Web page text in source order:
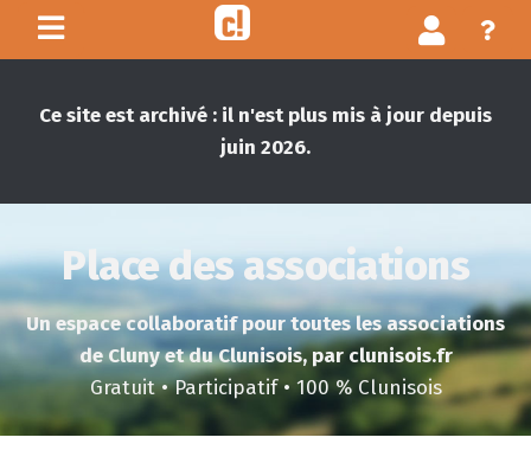
Ce site est archivé : il n'est plus mis à jour depuis
juin 2026.
Place des associations
Un espace collaboratif pour toutes les associations
de Cluny et du Clunisois, par clunisois.fr
Gratuit • Participatif • 100 % Clunisois